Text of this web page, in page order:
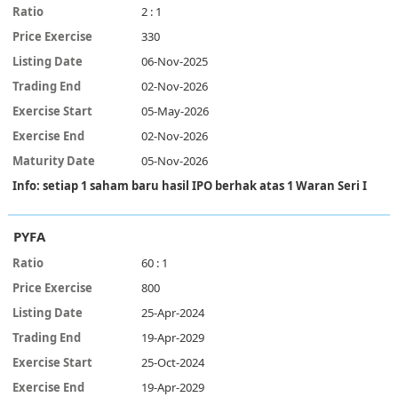
2 : 1
330
06-Nov-2025
02-Nov-2026
05-May-2026
02-Nov-2026
05-Nov-2026
Info: setiap 1 saham baru hasil IPO berhak atas 1 Waran Seri I
PYFA
60 : 1
800
25-Apr-2024
19-Apr-2029
25-Oct-2024
19-Apr-2029